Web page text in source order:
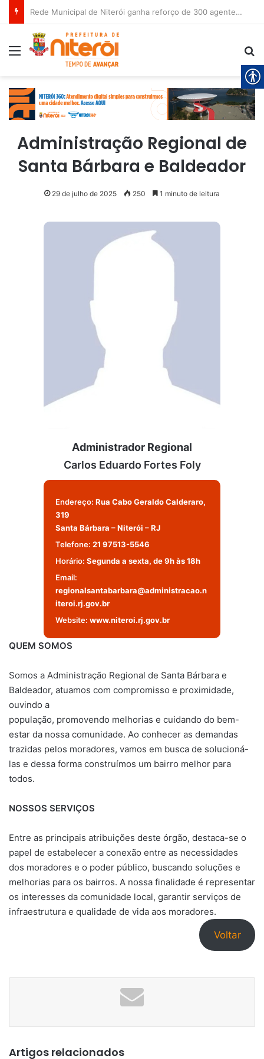
Rede Municipal de Niterói ganha reforço de 300 agentes de apoio escolar
Menu
Administração Regional de
Santa Bárbara e Baldeador
29 de julho de 2025 250 1 minuto de leitura
Administrador Regional
Carlos Eduardo Fortes Foly
Endereço: Rua Cabo Geraldo Calderaro,
319
Santa Bárbara – Niterói – RJ
Telefone: 21 97513-5546
Horário: Segunda a sexta, de 9h às 18h
Email:
regionalsantabarbara@administracao.n
iteroi.rj.gov.br
Website: www.niteroi.rj.gov.br
QUEM SOMOS
Somos a Administração Regional de Santa Bárbara e
Baldeador, atuamos com compromisso e proximidade,
ouvindo a
população, promovendo melhorias e cuidando do bem-
estar da nossa comunidade. Ao conhecer as demandas
trazidas pelos moradores, vamos em busca de solucioná-
las e dessa forma construímos um bairro melhor para
todos.
NOSSOS SERVIÇOS
Entre as principais atribuições deste órgão, destaca-se o
papel de estabelecer a conexão entre as necessidades
dos moradores e o poder público, buscando soluções e
melhorias para os bairros. A nossa finalidade é representar
os interesses da comunidade local, garantir serviços de
infraestrutura e qualidade de vida aos moradores.
Voltar
Artigos relacionados